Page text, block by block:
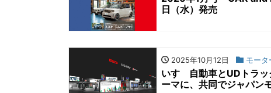
日（水）発売
2025年10月12日 モータ
いすゞ自動車とUDトラ
ーマに、共同でジャパン